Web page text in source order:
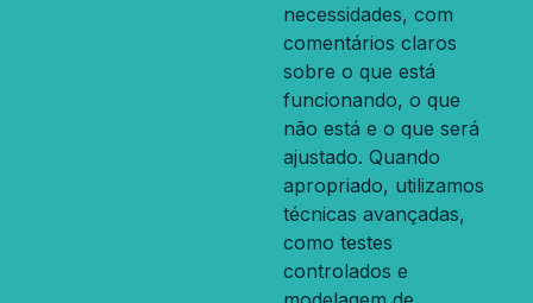
necessidades, com
comentários claros
sobre o que está
funcionando, o que
não está e o que será
ajustado. Quando
apropriado, utilizamos
técnicas avançadas,
como testes
controlados e